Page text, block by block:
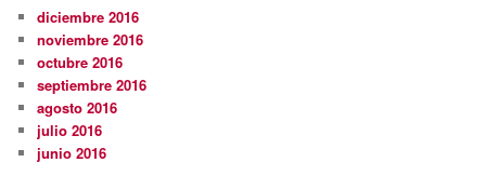
diciembre 2016
noviembre 2016
octubre 2016
septiembre 2016
agosto 2016
julio 2016
junio 2016